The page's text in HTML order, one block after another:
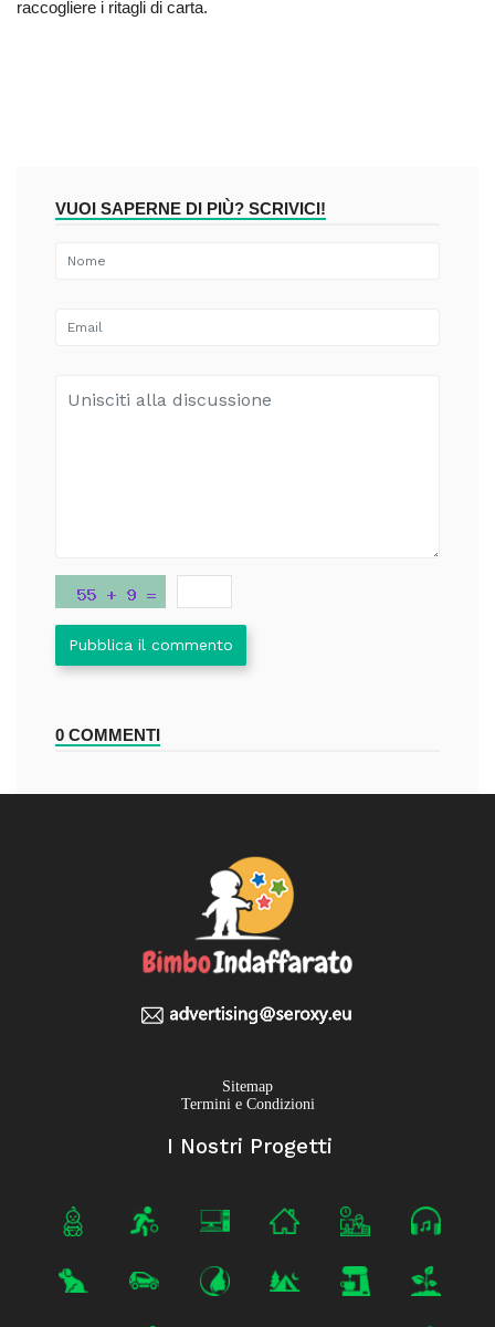
raccogliere i ritagli di carta.
VUOI SAPERNE DI PIÙ? SCRIVICI!
Pubblica il commento
0 COMMENTI
Sitemap
Termini e Condizioni
I Nostri Progetti